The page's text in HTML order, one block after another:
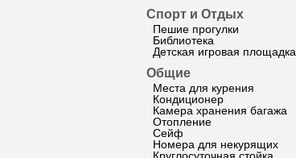
Спорт и Отдых
Пешие прогулки
Библиотека
Детская игровая площадка
Общие
Места для курения
Кондиционер
Камера хранения багажа
Отопление
Сейф
Номера для некурящих